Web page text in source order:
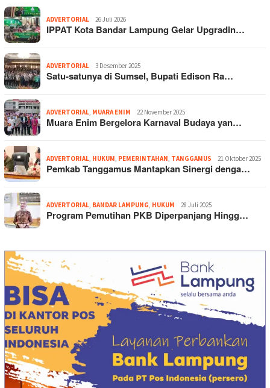
ADVERTORIAL 26 Juli 2026
IPPAT Kota Bandar Lampung Gelar Upgradin…
ADVERTORIAL 3 Desember 2025
Satu-satunya di Sumsel, Bupati Edison Ra…
ADVERTORIAL MUARA ENIM 22 November 2025
Muara Enim Bergelora Karnaval Budaya yan…
ADVERTORIAL HUKUM PEMERINTAHAN TANGGAMUS 21 Oktober 2025
Pemkab Tanggamus Mantapkan Sinergi denga…
ADVERTORIAL BANDAR LAMPUNG HUKUM 28 Juli 2025
Program Pemutihan PKB Diperpanjang Hingg…